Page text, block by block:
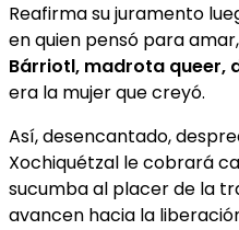
Reafirma su juramento
en quien pensó para amar,
Bárriotl, madrota queer,
era la mujer que creyó.
Así, desencantado,
Xochiquétzal le cobrará
sucumba al placer de la
avancen hacia la